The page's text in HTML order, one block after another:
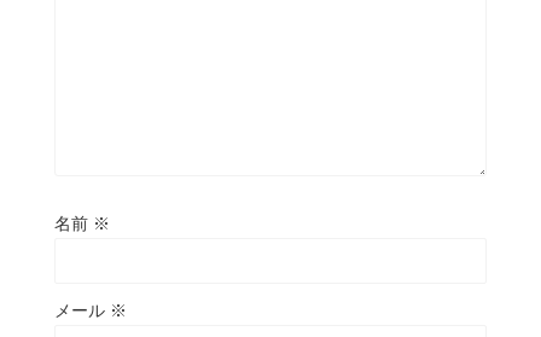
名前 ※
メール ※